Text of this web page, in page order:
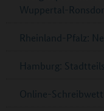
Wuppertal-
Rheinland-Pfalz:
Hamburg:
Online-